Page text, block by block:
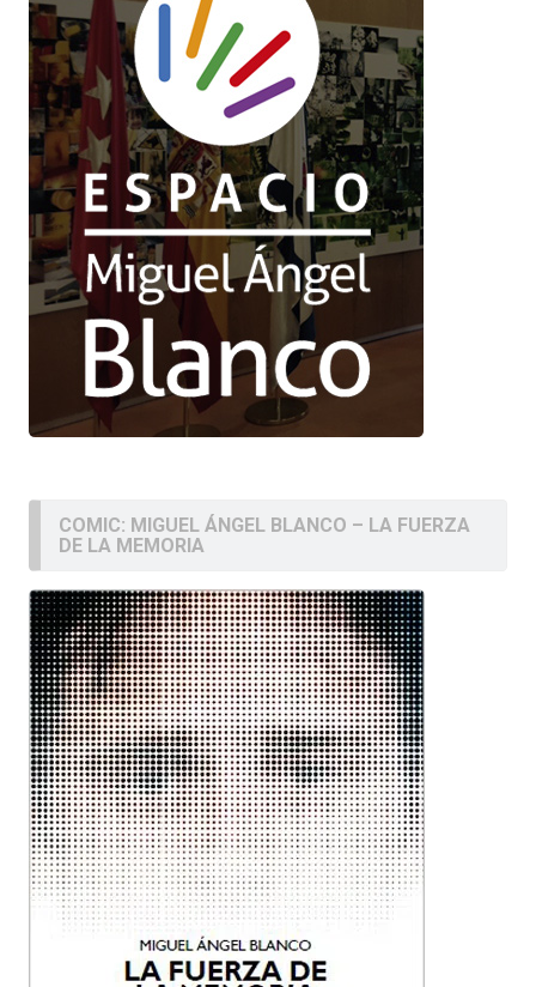
COMIC: MIGUEL ÁNGEL BLANCO – LA FUERZA
DE LA MEMORIA